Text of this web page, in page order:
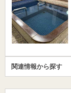
関連情報から探す